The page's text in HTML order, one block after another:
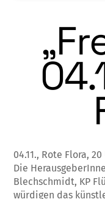
04.11., Rote Flora,
Die
Blechschmidt, KP
würdigen das